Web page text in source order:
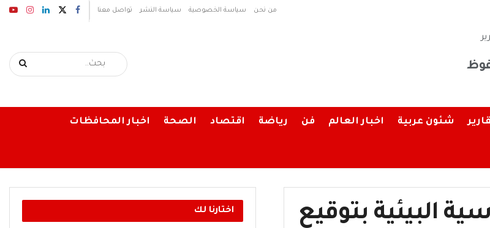
من نحن سياسة الخصوصية سياسة النشر تواصل معنا
شئون عربية اخبار العالم فن رياضة اقتصاد الصحة اخبار المحافظات
البيئية بتوقيع
اختارنا لك